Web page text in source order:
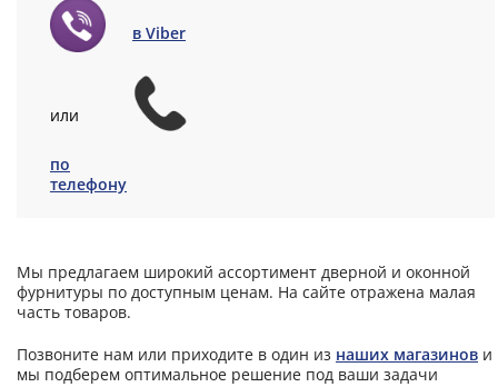
в Viber
или
по
телефону
Мы предлагаем широкий ассортимент дверной и оконной
фурнитуры по доступным ценам. На сайте отражена малая
часть товаров.
Позвоните нам или приходите в один из наших магазинов и
мы подберем оптимальное решение под ваши задачи